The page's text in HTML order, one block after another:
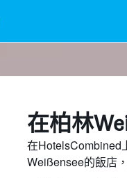
在柏林
在HotelsCombined
Weißensee的飯店